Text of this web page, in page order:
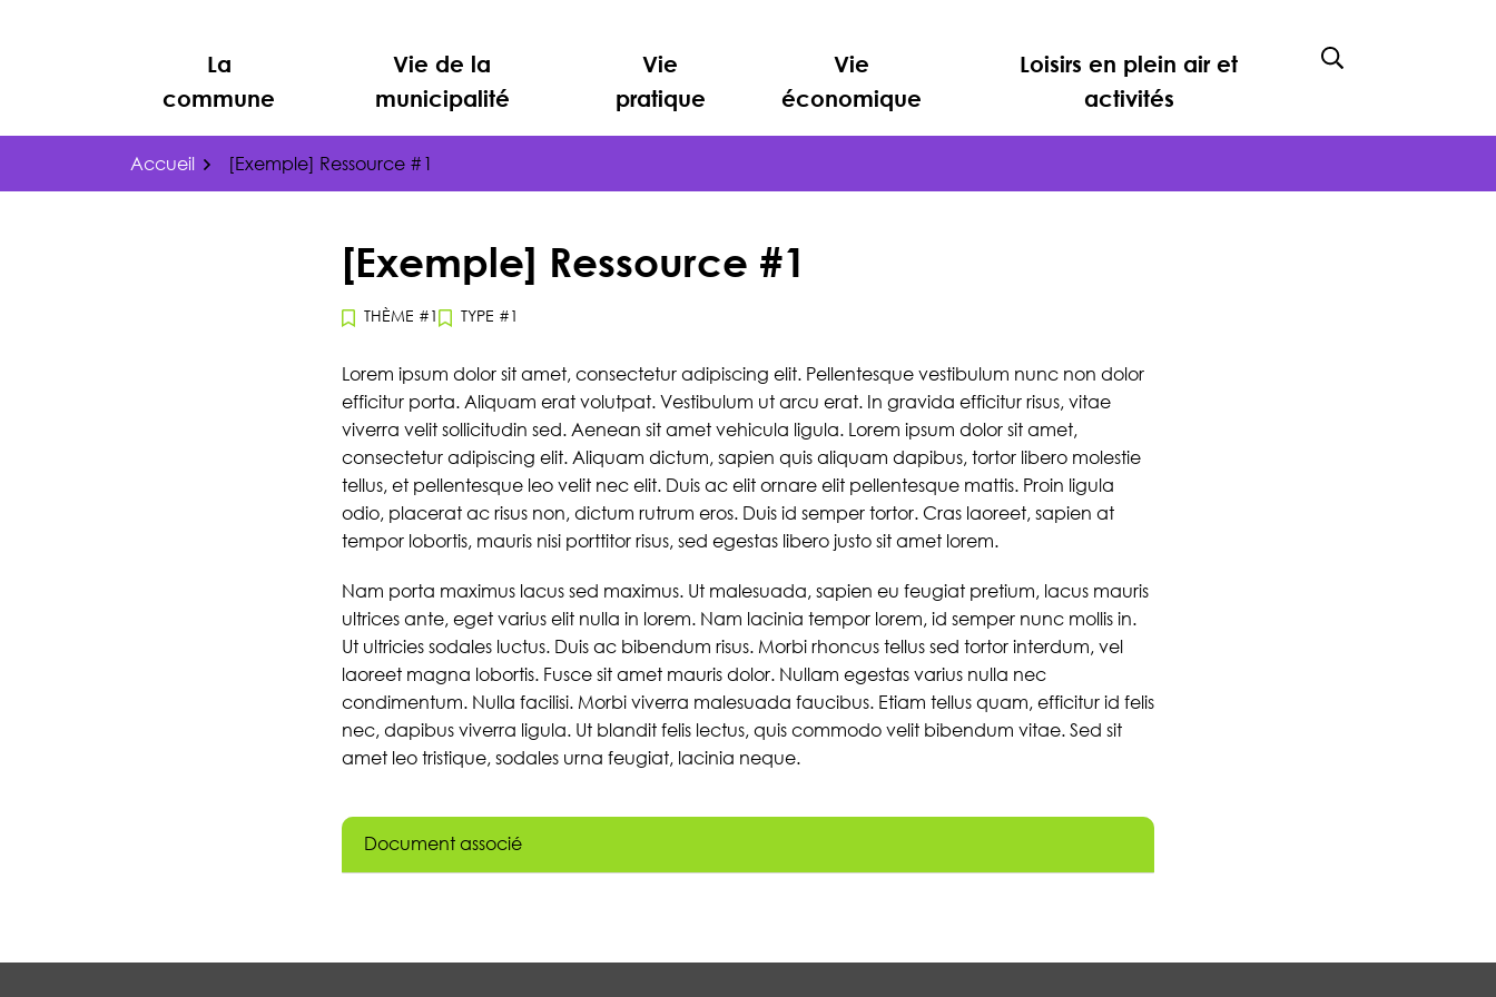
La
commune
Vie de la
municipalité
Vie
pratique
Vie
économique
Loisirs en plein air et
activités
Afficher la
Accueil [Exemple] Ressource #1
[Exemple] Ressource #1
THÈME #1 TYPE #1
Lorem ipsum dolor sit amet, consectetur adipiscing elit. Pellentesque vestibulum nunc non dolor
efficitur porta. Aliquam erat volutpat. Vestibulum ut arcu erat. In gravida efficitur risus, vitae
viverra velit sollicitudin sed. Aenean sit amet vehicula ligula. Lorem ipsum dolor sit amet,
consectetur adipiscing elit. Aliquam dictum, sapien quis aliquam dapibus, tortor libero molestie
tellus, et pellentesque leo velit nec elit. Duis ac elit ornare elit pellentesque mattis. Proin ligula
odio, placerat ac risus non, dictum rutrum eros. Duis id semper tortor. Cras laoreet, sapien at
tempor lobortis, mauris nisi porttitor risus, sed egestas libero justo sit amet lorem.
Nam porta maximus lacus sed maximus. Ut malesuada, sapien eu feugiat pretium, lacus mauris
ultrices ante, eget varius elit nulla in lorem. Nam lacinia tempor lorem, id semper nunc mollis in.
Ut ultricies sodales luctus. Duis ac bibendum risus. Morbi rhoncus tellus sed tortor interdum, vel
laoreet magna lobortis. Fusce sit amet mauris dolor. Nullam egestas varius nulla nec
condimentum. Nulla facilisi. Morbi viverra malesuada faucibus. Etiam tellus quam, efficitur id felis
nec, dapibus viverra ligula. Ut blandit felis lectus, quis commodo velit bibendum vitae. Sed sit
amet leo tristique, sodales urna feugiat, lacinia neque.
Document associé